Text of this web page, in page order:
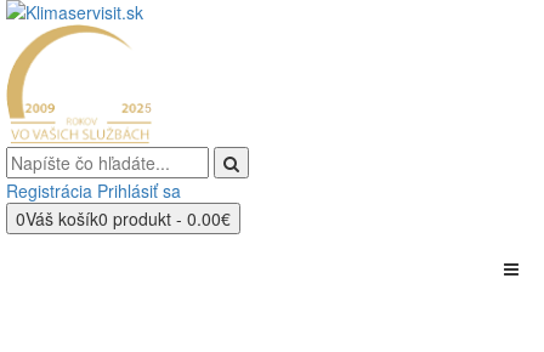
Registrácia Prihlásiť sa
0Váš košík0 produkt - 0.00€